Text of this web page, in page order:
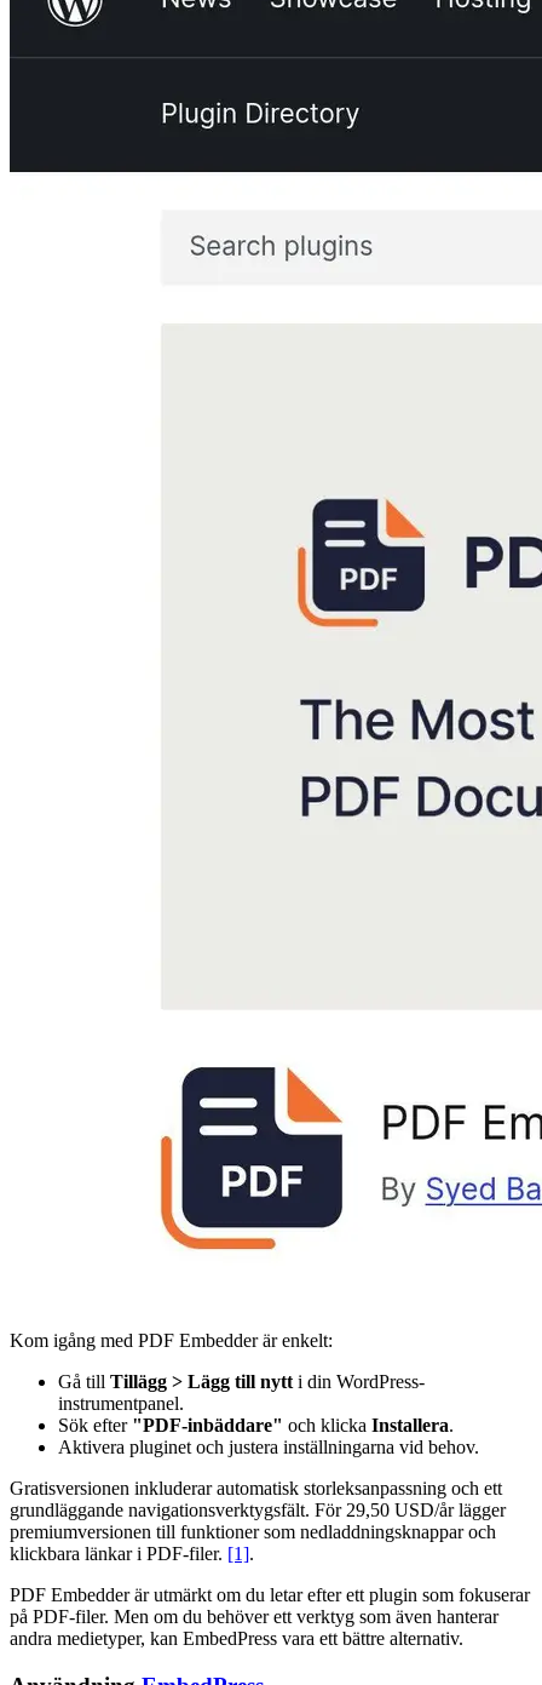
Kom igång med PDF Embedder är enkelt:
Gå till Tillägg > Lägg till nytt i din WordPress-
instrumentpanel.
Sök efter "PDF-inbäddare" och klicka Installera.
Aktivera pluginet och justera inställningarna vid behov.
Gratisversionen inkluderar automatisk storleksanpassning och ett
grundläggande navigationsverktygsfält. För 29,50 USD/år lägger
premiumversionen till funktioner som nedladdningsknappar och
klickbara länkar i PDF-filer. [1].
PDF Embedder är utmärkt om du letar efter ett plugin som fokuserar
på PDF-filer. Men om du behöver ett verktyg som även hanterar
andra medietyper, kan EmbedPress vara ett bättre alternativ.